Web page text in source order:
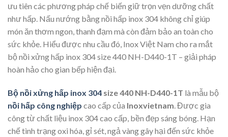
ưu tiên các phương pháp chế biến giữ trọn vẹn dưỡng chất
như hấp. Nấu nướng bằng nồi hấp inox 304 không chỉ giúp
món ăn thơm ngon, thanh đạm mà còn đảm bảo an toàn cho
sức khỏe. Hiểu được nhu cầu đó, Inox Việt Nam cho ra mắt
bộ nồi xửng hấp inox 304 size 440 NH-D440-1T – giải pháp
hoàn hảo cho gian bếp hiện đại.
Bộ nồi xửng hấp inox 304 size 440 NH-D440-1T là mẫu bộ
nồi hấp công nghiệp cao cấp của Inoxvietnam . Được gia
công từ chất liệu inox 304 cao cấp, bền đẹp sáng bóng. Hạn
chế tình trạng oxi hóa, gỉ sét, ngả vàng gây hại đến sức khỏe